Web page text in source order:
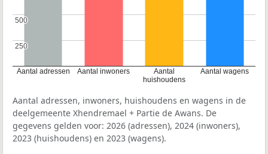
Aantal adressen Aantal inwoners
Aantal
huishoudens
Aantal wagens
250
250
500
500
Aantal adressen, inwoners, huishoudens en wagens in de
deelgemeente Xhendremael + Partie de Awans. De
gegevens gelden voor: 2026 (adressen), 2024 (inwoners),
2023 (huishoudens) en 2023 (wagens).